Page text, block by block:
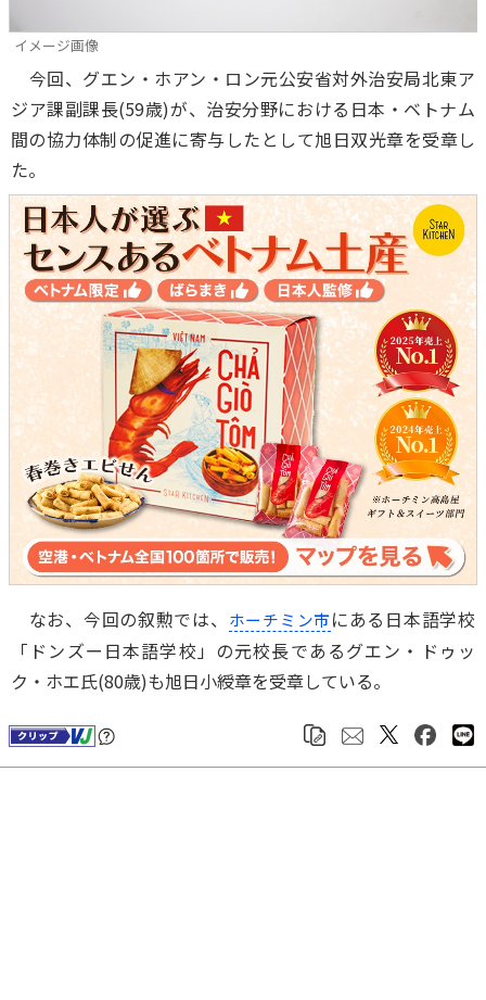
イメージ画像
今回、グエン・ホアン・ロン元公安省対外治安局北東ア
ジア課副課長(59歳)が、治安分野における日本・ベトナム
間の協力体制の促進に寄与したとして旭日双光章を受章し
た。
なお、今回の叙勲では、 ホーチミン市にある日本語学校
「ドンズー日本語学校」の元校長であるグエン・ドゥッ
ク・ホエ氏(80歳)も旭日小綬章を受章している。